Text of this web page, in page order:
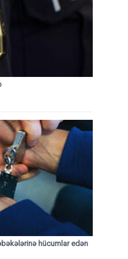
hücumlar edən